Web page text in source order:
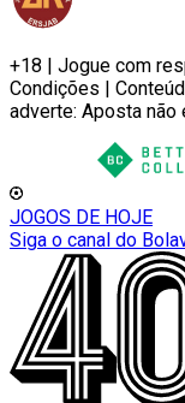
+18 | Jogue com
Condições |
adverte: Aposta não
JOGOS DE HOJE
Siga o canal do